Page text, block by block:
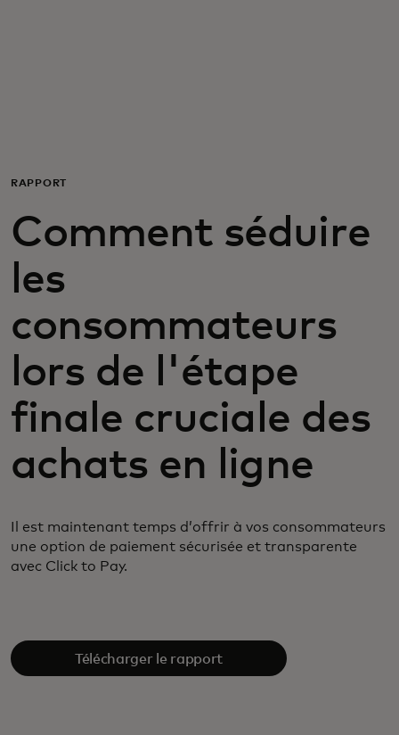
Actualités et tendances
RAPPORT
Comment séduire
les
consommateurs
lors de l'étape
finale cruciale des
achats en ligne
Il est maintenant temps d’offrir à vos consommateurs
une option de paiement sécurisée et transparente
avec Click to Pay.
Télécharger le rapport